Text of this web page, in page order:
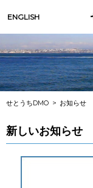
ENGLISH
せとうちDMO お知らせ
新しいお知らせ